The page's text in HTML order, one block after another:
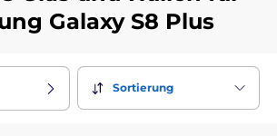
Galaxy S8 Plus
Sortierung